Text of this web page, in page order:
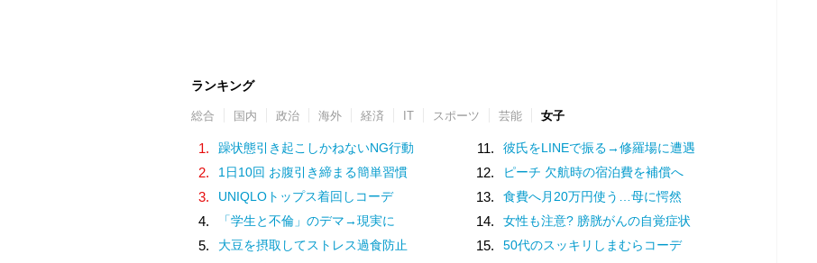
ランキング
総合 国内 政治 海外 経済 IT スポーツ 芸能 女子
1. 躁状態引き起こしかねないNG行動
2. 1日10回 お腹引き締まる簡単習慣
3. UNIQLOトップス着回しコーデ
4. 「学生と不倫」のデマ→現実に
5. 大豆を摂取してストレス過食防止
11. 彼氏をLINEで振る→修羅場に遭遇
12. ピーチ 欠航時の宿泊費を補償へ
13. 食費へ月20万円使う…母に愕然
14. 女性も注意? 膀胱がんの自覚症状
15. 50代のスッキリしまむらコーデ